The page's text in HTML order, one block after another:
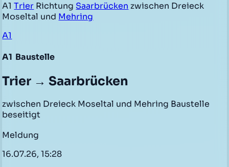
A1Trier Richtung Saarbrücken zwischen Dreieck
Moseltal und Mehring
A1
A1 Baustelle
Trier → Saarbrücken
zwischen Dreieck Moseltal und Mehring Baustelle
beseitigt
Meldung
16.07.26, 15:28